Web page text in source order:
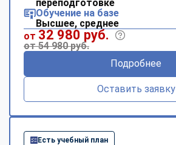
переподготовке
Обучение на базе
Высшее, среднее
от 32 980 руб.
от 54 980 руб.
Подробнее
Оставить заявку
Есть учебный план